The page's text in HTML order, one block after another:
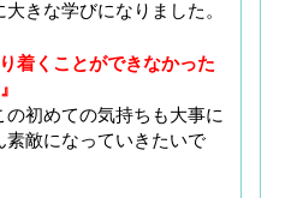
きな学びになりました。
着くことができなかった
の初めての気持ちも大事に
素敵になっていきたいで